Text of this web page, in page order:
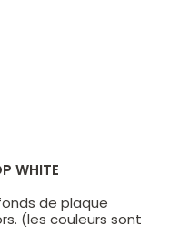
WHITE
de plaque
(les couleurs sont